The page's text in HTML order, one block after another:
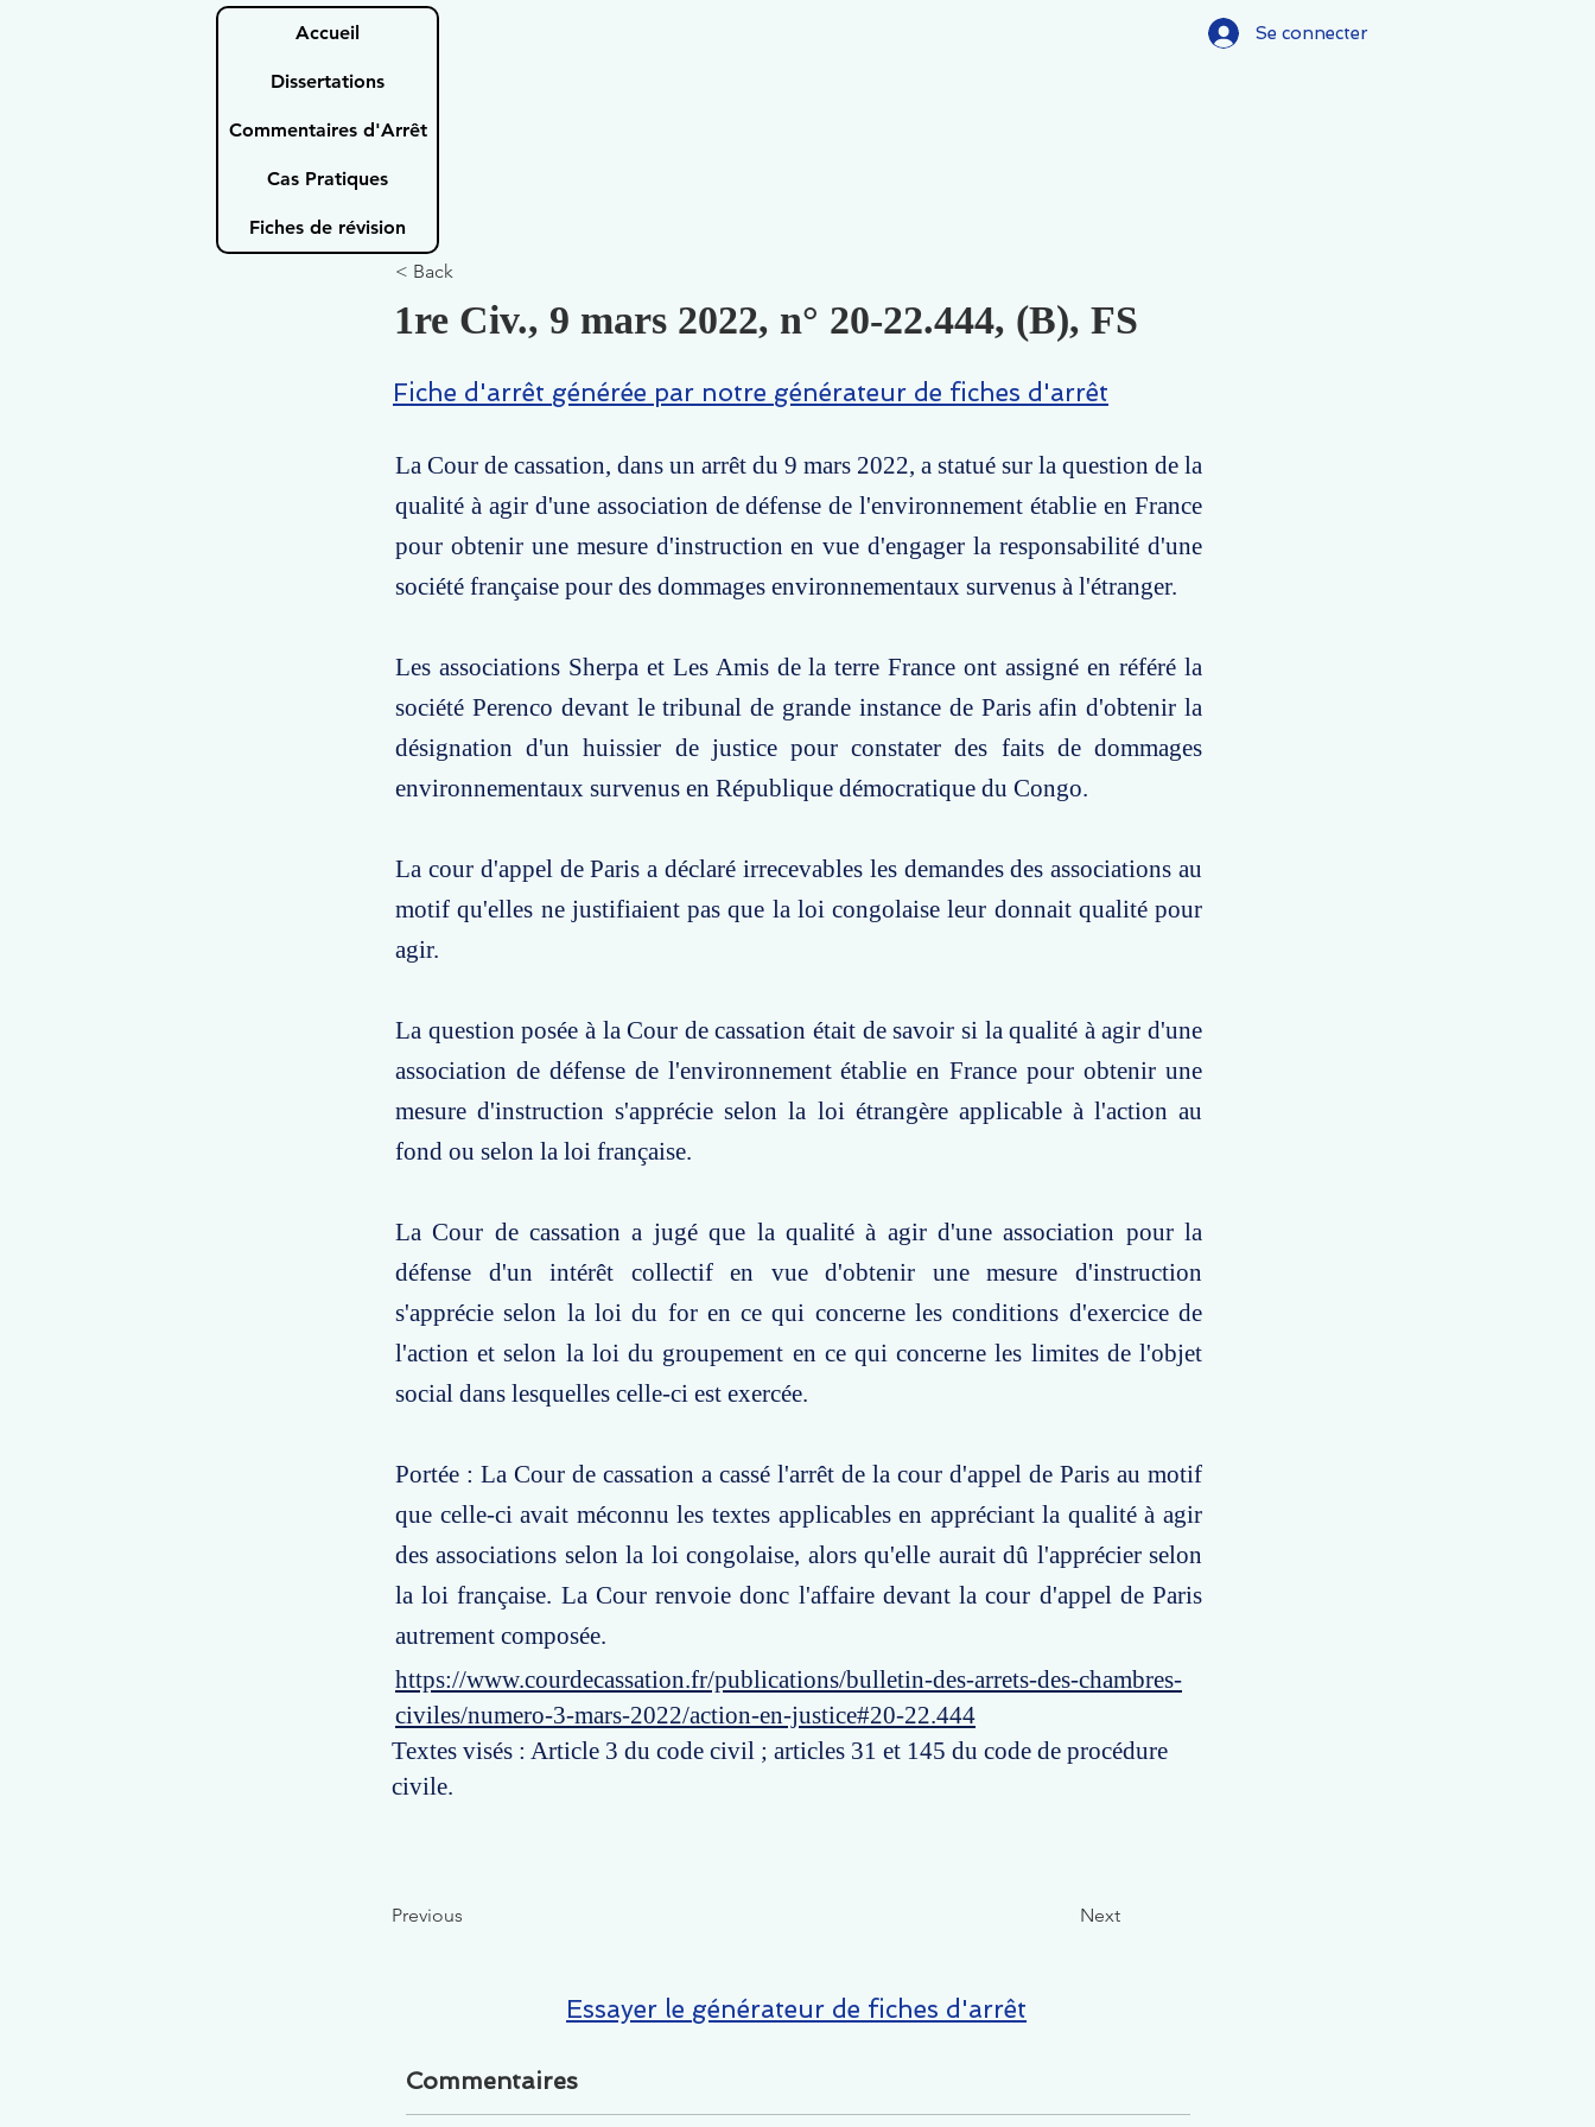
Accueil
Dissertations
Commentaires d'Arrêt
Cas Pratiques
Fiches de révision
Se connecter
< Back
1re Civ., 9 mars 2022, n° 20-22.444, (B), FS
Fiche d'arrêt générée par notre générateur de fiches d'arrêt
La Cour de cassation, dans un arrêt du 9 mars 2022, a statué sur la question de la
qualité à agir d'une association de défense de l'environnement établie en France
pour obtenir une mesure d'instruction en vue d'engager la responsabilité d'une
société française pour des dommages environnementaux survenus à l'étranger.
Les associations Sherpa et Les Amis de la terre France ont assigné en référé la
société Perenco devant le tribunal de grande instance de Paris afin d'obtenir la
désignation d'un huissier de justice pour constater des faits de dommages
environnementaux survenus en République démocratique du Congo.
La cour d'appel de Paris a déclaré irrecevables les demandes des associations au
motif qu'elles ne justifiaient pas que la loi congolaise leur donnait qualité pour
agir.
La question posée à la Cour de cassation était de savoir si la qualité à agir d'une
association de défense de l'environnement établie en France pour obtenir une
mesure d'instruction s'apprécie selon la loi étrangère applicable à l'action au
fond ou selon la loi française.
La Cour de cassation a jugé que la qualité à agir d'une association pour la
défense d'un intérêt collectif en vue d'obtenir une mesure d'instruction
s'apprécie selon la loi du for en ce qui concerne les conditions d'exercice de
l'action et selon la loi du groupement en ce qui concerne les limites de l'objet
social dans lesquelles celle-ci est exercée.
Portée : La Cour de cassation a cassé l'arrêt de la cour d'appel de Paris au motif
que celle-ci avait méconnu les textes applicables en appréciant la qualité à agir
des associations selon la loi congolaise, alors qu'elle aurait dû l'apprécier selon
la loi française. La Cour renvoie donc l'affaire devant la cour d'appel de Paris
autrement composée.
https://www.courdecassation.fr/publications/bulletin-des-arrets-des-chambres-
civiles/numero-3-mars-2022/action-en-justice#20-22.444
Textes visés : Article 3 du code civil ; articles 31 et 145 du code de procédure
civile.
Previous Next
Essayer le générateur de fiches d'arrêt
Commentaires